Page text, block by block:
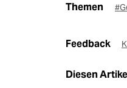
Themen
Feedback
Diesen